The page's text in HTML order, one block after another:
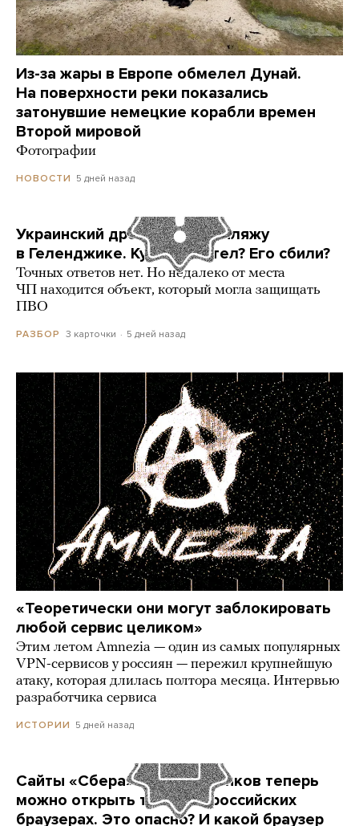
Из-за жары в Европе обмелел Дунай.
На поверхности реки показались
затонувшие немецкие корабли времен
Второй мировой
Фотографии
НОВОСТИ 5 дней назад
Украинский дрон попал по пляжу
в Геленджике. Куда он летел? Его сбили?
Точных ответов нет. Но недалеко от места
ЧП находится объект, который могла защищать
ПВО
РАЗБОР 3 карточки 5 дней назад
«Теоретически они могут заблокировать
любой сервис целиком»
Этим летом Amnezia — один из самых популярных
VPN-сервисов у россиян — пережил крупнейшую
атаку, которая длилась полтора месяца. Интервью
разработчика сервиса
ИСТОРИИ 5 дней назад
Сайты «Сбера» и других банков теперь
можно открыть только в российских
браузерах. Это опасно? И какой браузер